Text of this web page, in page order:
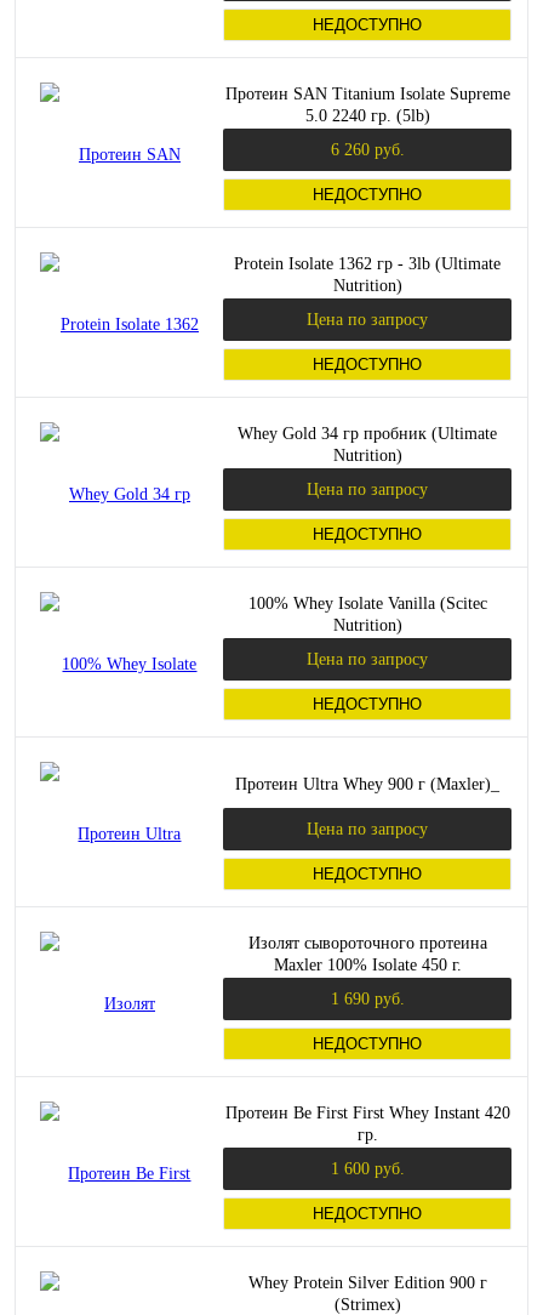
НЕДОСТУПНО
Протеин SAN Titanium Isolate Supreme
5.0 2240 гр. (5lb)
6 260 руб.
НЕДОСТУПНО
Protein Isolate 1362 гр - 3lb (Ultimate
Nutrition)
Цена по запросу
НЕДОСТУПНО
Whey Gold 34 гр пробник (Ultimate
Nutrition)
Цена по запросу
НЕДОСТУПНО
100% Whey Isolate Vanilla (Scitec
Nutrition)
Цена по запросу
НЕДОСТУПНО
Протеин Ultra Whey 900 г (Maxler)_
Цена по запросу
НЕДОСТУПНО
Изолят сывороточного протеина
Maxler 100% Isolate 450 г.
1 690 руб.
НЕДОСТУПНО
Протеин Be First First Whey Instant 420
гр.
1 600 руб.
НЕДОСТУПНО
Whey Protein Silver Edition 900 г
(Strimex)